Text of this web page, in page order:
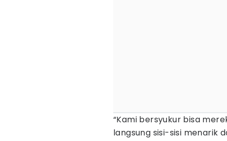
“Kami bersyukur bisa
langsung sisi-sisi menarik